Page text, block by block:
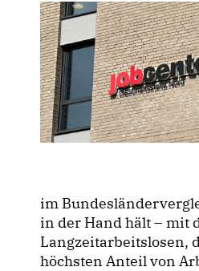
im
in der Hand hält – mit
Langzeitarbeitslosen,
höchsten Anteil von